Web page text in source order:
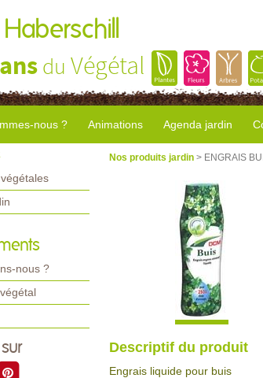
du Végétal
nous ? Animations Agenda jardin
nous ?
Nos produits jardin > ENGRAIS
Descriptif du produit
Engrais liquide pour buis